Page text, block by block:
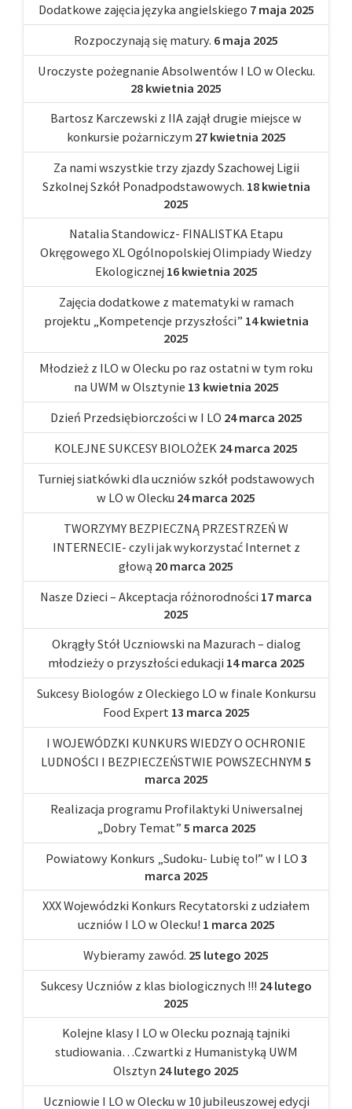
Dodatkowe zajęcia języka angielskiego 7 maja 2025
Rozpoczynają się matury. 6 maja 2025
Uroczyste pożegnanie Absolwentów I LO w Olecku.
28 kwietnia 2025
Bartosz Karczewski z IIA zajął drugie miejsce w
konkursie pożarniczym 27 kwietnia 2025
Za nami wszystkie trzy zjazdy Szachowej Ligii
Szkolnej Szkół Ponadpodstawowych. 18 kwietnia
2025
Natalia Standowicz- FINALISTKA Etapu
Okręgowego XL Ogólnopolskiej Olimpiady Wiedzy
Ekologicznej 16 kwietnia 2025
Zajęcia dodatkowe z matematyki w ramach
projektu „Kompetencje przyszłości” 14 kwietnia
2025
Młodzież z ILO w Olecku po raz ostatni w tym roku
na UWM w Olsztynie 13 kwietnia 2025
Dzień Przedsiębiorczości w I LO 24 marca 2025
KOLEJNE SUKCESY BIOLOŻEK 24 marca 2025
Turniej siatkówki dla uczniów szkół podstawowych
w LO w Olecku 24 marca 2025
TWORZYMY BEZPIECZNĄ PRZESTRZEŃ W
INTERNECIE- czyli jak wykorzystać Internet z
głową 20 marca 2025
Nasze Dzieci – Akceptacja różnorodności 17 marca
2025
Okrągły Stół Uczniowski na Mazurach – dialog
młodzieży o przyszłości edukacji 14 marca 2025
Sukcesy Biologów z Oleckiego LO w finale Konkursu
Food Expert 13 marca 2025
I WOJEWÓDZKI KUNKURS WIEDZY O OCHRONIE
LUDNOŚCI I BEZPIECZEŃSTWIE POWSZECHNYM 5
marca 2025
Realizacja programu Profilaktyki Uniwersalnej
„Dobry Temat” 5 marca 2025
Powiatowy Konkurs „Sudoku- Lubię to!” w I LO 3
marca 2025
XXX Wojewódzki Konkurs Recytatorski z udziałem
uczniów I LO w Olecku! 1 marca 2025
Wybieramy zawód. 25 lutego 2025
Sukcesy Uczniów z klas biologicznych !!! 24 lutego
2025
Kolejne klasy I LO w Olecku poznają tajniki
studiowania…Czwartki z Humanistyką UWM
Olsztyn 24 lutego 2025
Uczniowie I LO w Olecku w 10 jubileuszowej edycji